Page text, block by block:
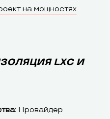
на мощностях
LXC И
Провайдер